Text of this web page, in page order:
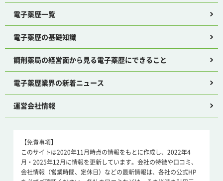
電子薬歴一覧
電子薬歴の基礎知識
調剤薬局の経営面から見る電子薬歴にできること
電子薬歴業界の新着ニュース
運営会社情報
【免責事項】
このサイトは2020年11月時点の情報をもとに作成し、2022年4
月・2025年12月に情報を更新しています。会社の特徴や口コミ、
会社情報（営業時間、定休日）などの最新情報は、各社の公式HP